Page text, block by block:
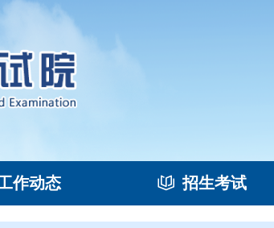
作动态 招生考试